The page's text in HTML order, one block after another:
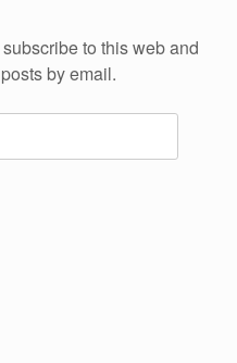
to this web and
by email.